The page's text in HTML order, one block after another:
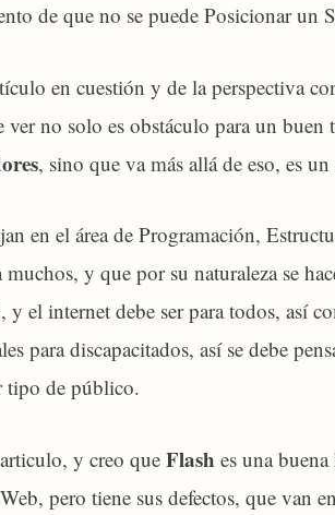
de que no se puede Posicionar un
en cuestión y de la perspectiva
ver no solo es obstáculo para un buen
, sino que va más allá de eso, es
en el área de Programación,
muchos, y que por su naturaleza se
y el internet debe ser para todos, así
para discapacitados, así se debe
tipo de público.
articulo, y creo queFlash es una
pero tiene sus defectos, que van